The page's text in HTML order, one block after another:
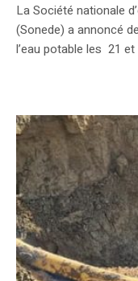
​La Société nationale
(Sonede) a annoncé
l’eau potable les 21 et